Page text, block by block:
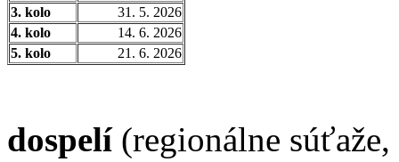
3. kolo
31. 5. 2026
4. kolo
14. 6. 2026
5. kolo
21. 6. 2026
dospelí (regionálne